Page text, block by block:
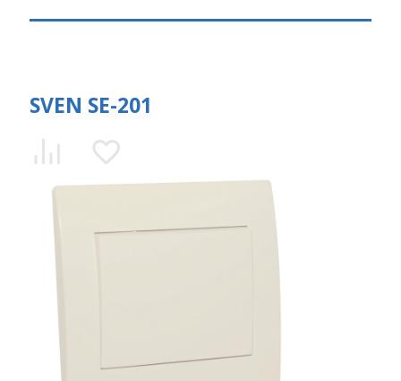
SVEN SE-201